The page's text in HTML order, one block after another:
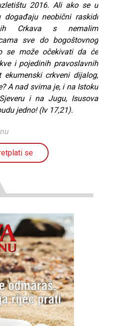
2016. Ali ako se u
događaju neobični raskidi
Crkava s nemalim
sve do bogoštovnog
se može očekivati da će
i pojedinih pravoslavnih
ekumenski crkveni dijalog,
A nad svima je, i na Istoku
i na Jugu, Isusova
jedno! (Iv 17,21).
se